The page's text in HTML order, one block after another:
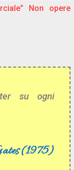
Non opere
su ogni
(1975)